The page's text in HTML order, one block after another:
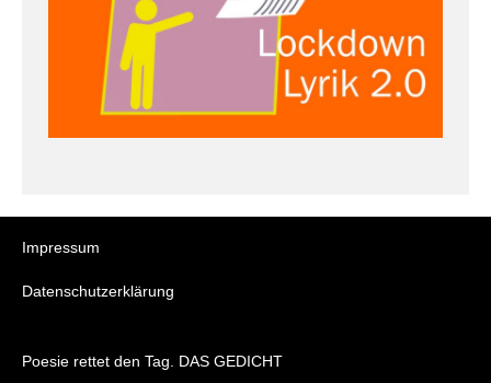
Impressum
Datenschutzerklärung
Poesie rettet den Tag. DAS GEDICHT